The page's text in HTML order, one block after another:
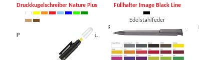
Druckkugelschreiber Nature Plus
Preis auf Anfrage, mind. 250 Stk.
Füllhalter Image Black Line
Edelstahlfeder
Preis auf Anfrage, mind. 25 Stk.